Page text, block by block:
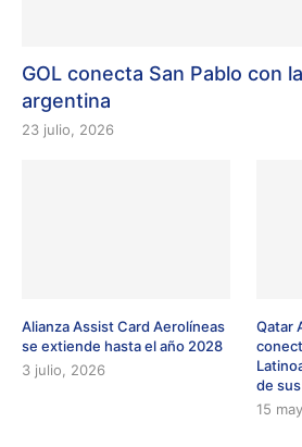
GOL conecta San Pablo con
argentina
23 julio, 2026
Alianza Assist Card Aerolíneas
se extiende hasta el año 2028
3 julio, 2026
Qatar
de
15